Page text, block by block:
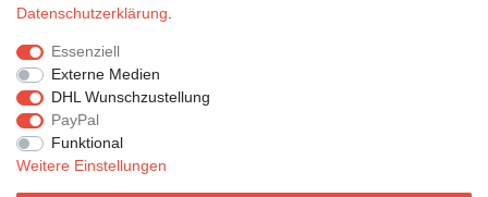
Widerrufs­recht Vertrag widerrufen
Daten­schutz­erklärung
Essenziell
Externe Medien
DHL Wunschzustellung
PayPal
Funktional
Weitere Einstellungen